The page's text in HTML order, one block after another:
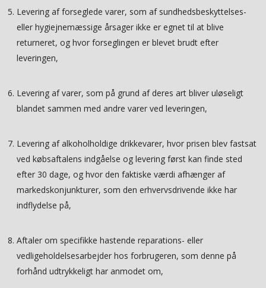
Levering af forseglede varer, som af sundhedsbeskyttelses-
eller hygiejnemæssige årsager ikke er egnet til at blive
returneret, og hvor forseglingen er blevet brudt efter
leveringen,
Levering af varer, som på grund af deres art bliver uløseligt
blandet sammen med andre varer ved leveringen,
Levering af alkoholholdige drikkevarer, hvor prisen blev fastsat
ved købsaftalens indgåelse og levering først kan finde sted
efter 30 dage, og hvor den faktiske værdi afhænger af
markedskonjunkturer, som den erhvervsdrivende ikke har
indflydelse på,
Aftaler om specifikke hastende reparations- eller
vedligeholdelsesarbejder hos forbrugeren, som denne på
forhånd udtrykkeligt har anmodet om,